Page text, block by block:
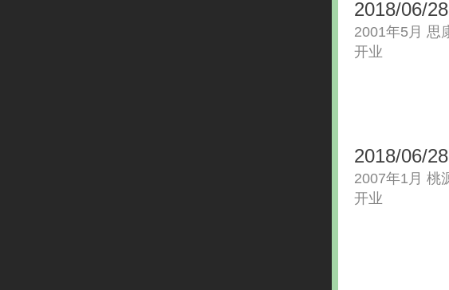
2018/06/28
2001年5月 思康分店
开业
2018/06/28
2007年1月 桃源分店
开业